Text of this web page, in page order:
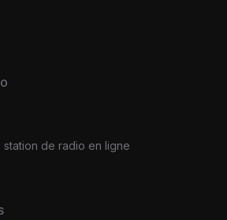
de radio en ligne